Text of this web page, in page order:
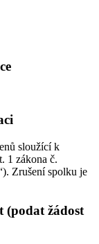
sloužící k
1 zákona č.
Zrušení spolku je
(podat žádost